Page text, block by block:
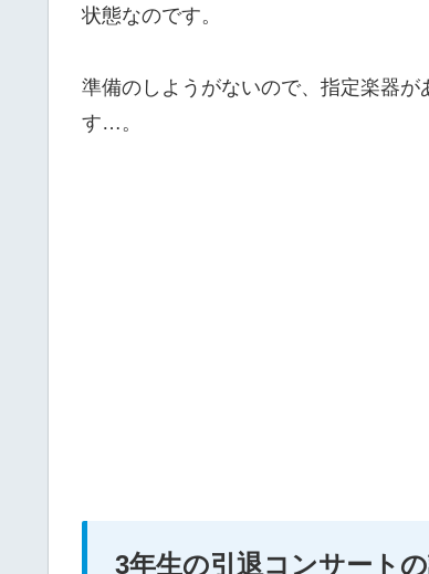
状態なのです。
準備のしようがないので、指定楽器
す…。
3年生の引退コンサート